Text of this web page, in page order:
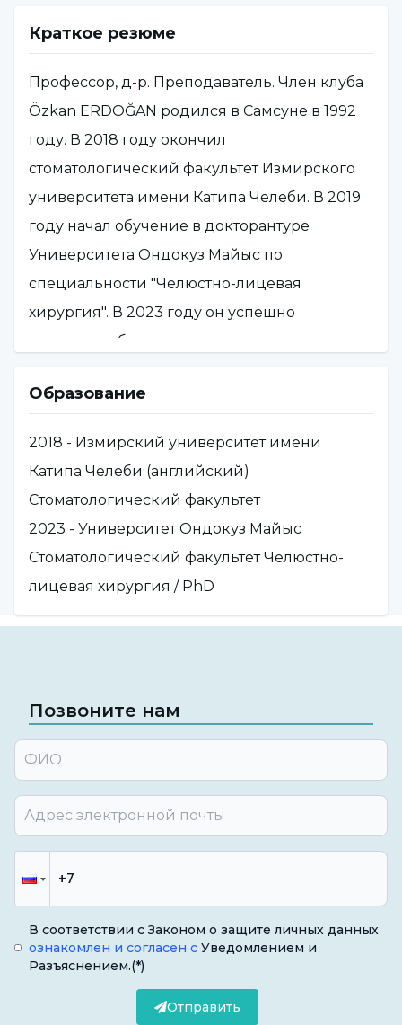
Краткое резюме
Профессор, д-р. Преподаватель. Член клуба
Özkan ERDOĞAN родился в Самсуне в 1992
году. В 2018 году окончил
стоматологический факультет Измирского
университета имени Катипа Челеби. В 2019
году начал обучение в докторантуре
Университета Ондокуз Майыс по
специальности "Челюстно-лицевая
хирургия". В 2023 году он успешно
завершил обучение в докторантуре и
время работает доктором наук на
Университета Ускюдар, кафедра челюстно-
лицевой хирургии.
Образование
2018 - Измирский университет имени
Катипа Челеби (английский)
Стоматологический факультет
2023 - Университет Ондокуз Майыс
Стоматологический факультет Челюстно-
лицевая хирургия / PhD
Позвоните нам
В соответствии с Законом о защите личных данных
ознакомлен и согласен с Уведомлением и
Разъяснением.(*)
Отправить